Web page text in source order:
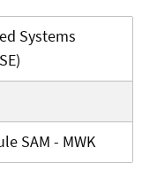
Systems
SAM - MWK